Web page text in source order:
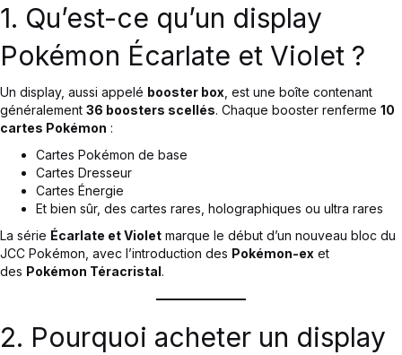
1. Qu’est-ce qu’un display
Pokémon Écarlate et Violet ?
Un display, aussi appelé booster box , est une boîte contenant
généralement 36 boosters scellés. Chaque booster renferme 10
cartes Pokémon :
Cartes Pokémon de base
Cartes Dresseur
Cartes Énergie
Et bien sûr, des cartes rares, holographiques ou ultra rares
La série Écarlate et Violet marque le début d’un nouveau bloc du
JCC Pokémon, avec l’introduction des Pokémon-ex et
des Pokémon Téracristal.
2. Pourquoi acheter un display